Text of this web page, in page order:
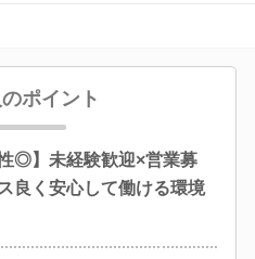
ポイント
◎】未経験歓迎×営業募
良く安心して働ける環境